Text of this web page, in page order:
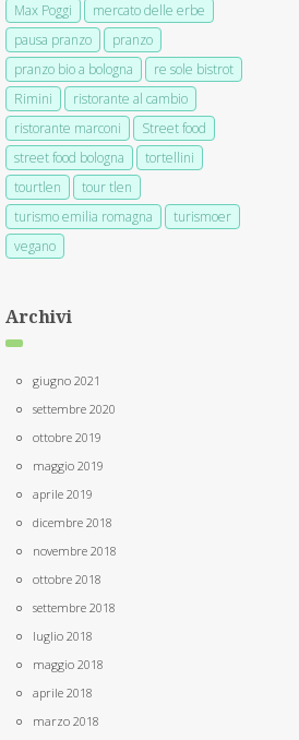
Max Poggi
mercato delle erbe
pausa pranzo
pranzo
pranzo bio a bologna
re sole bistrot
Rimini
ristorante al cambio
ristorante marconi
Street food
street food bologna
tortellini
tourtlen
tour tlen
turismo emilia romagna
turismoer
vegano
Archivi
giugno 2021
settembre 2020
ottobre 2019
maggio 2019
aprile 2019
dicembre 2018
novembre 2018
ottobre 2018
settembre 2018
luglio 2018
maggio 2018
aprile 2018
marzo 2018